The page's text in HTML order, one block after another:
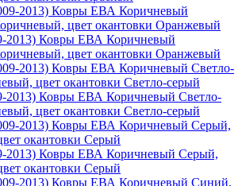
2013) Ковры ЕВА Коричневый
цвет окантовки Оранжевый
2013) Ковры ЕВА Коричневый Светло-
цвет окантовки Светло-серый
2013) Ковры ЕВА Коричневый Серый,
окантовки Серый